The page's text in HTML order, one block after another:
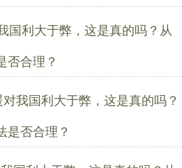
国利大于弊，这是真的吗？从
否合理？
我国利大于弊，这是真的吗？
是否合理？